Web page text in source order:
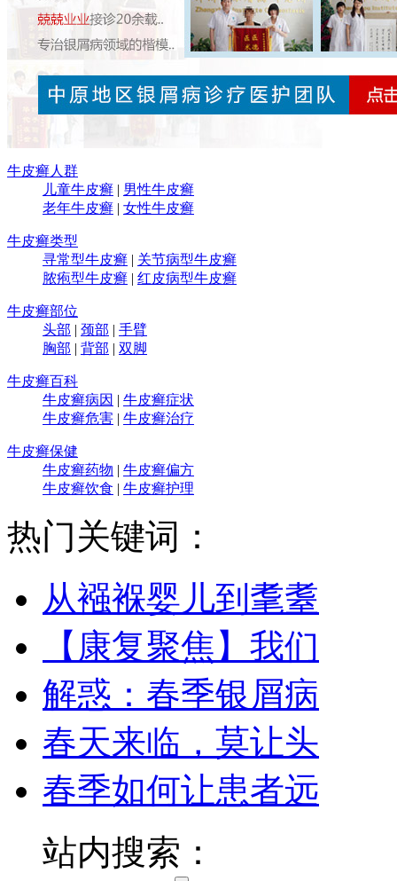
牛皮癣人群
儿童牛皮癣 | 男性牛皮癣
老年牛皮癣 | 女性牛皮癣
牛皮癣类型
寻常型牛皮癣 | 关节病型牛皮癣
脓疱型牛皮癣 | 红皮病型牛皮癣
牛皮癣部位
头部 | 颈部 | 手臂
胸部 | 背部 | 双脚
牛皮癣百科
牛皮癣病因 | 牛皮癣症状
牛皮癣危害 | 牛皮癣治疗
牛皮癣保健
牛皮癣药物 | 牛皮癣偏方
牛皮癣饮食 | 牛皮癣护理
热门关键词：
从襁褓婴儿到耄耋
【康复聚焦】我们
解惑：春季银屑病
春天来临，莫让头
春季如何让患者远
站内搜索：